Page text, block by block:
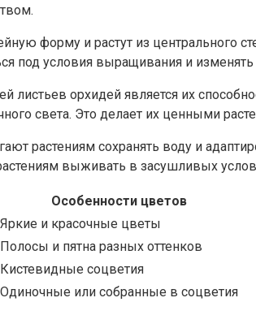
форму и растут из центрального
под условия выращивания и
листьев орхидей является их
света. Это делает их ценными
растениям сохранять воду и
выживать в засушливых
Особенности цветов
Яркие и красочные цветы
Полосы и пятна разных оттенков
Кистевидные соцветия
Одиночные или собранные в соцветия